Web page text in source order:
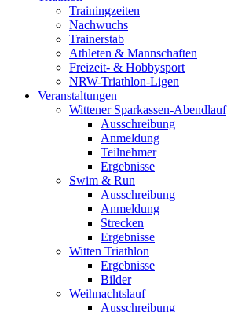
Trainingzeiten
Nachwuchs
Trainerstab
Athleten & Mannschaften
Freizeit- & Hobbysport
NRW-Triathlon-Ligen
Veranstaltungen
Wittener Sparkassen-Abendlauf
Ausschreibung
Anmeldung
Teilnehmer
Ergebnisse
Swim & Run
Ausschreibung
Anmeldung
Strecken
Ergebnisse
Witten Triathlon
Ergebnisse
Bilder
Weihnachtslauf
Ausschreibung